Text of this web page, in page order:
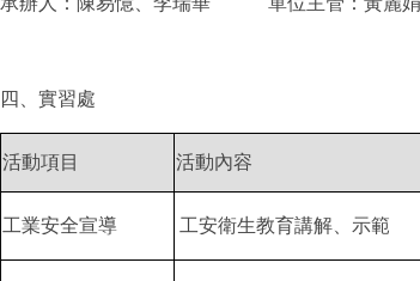
四、實習處
活動項目 活動內容
工業安全宣導 工安衛生教育講解、示範